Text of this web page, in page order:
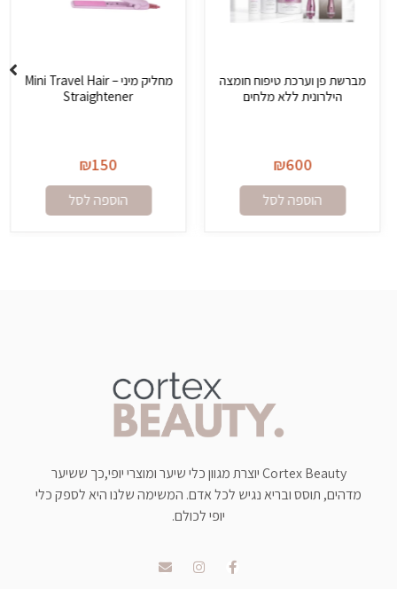
מברשת פן וערכת טיפוח חומצה
הילרונית ללא מלחים
₪600
הוספה לסל
מחליק מיני – Mini Travel Hair
Straightener
₪150
הוספה לסל
Cortex Beauty יוצרת מגוון כלי שיער ומוצרי יופי,כך ששיער
מדהים, תוסס ובריא נגיש לכל אדם. המשימה שלנו היא לספק כלי
יופי לכולם.